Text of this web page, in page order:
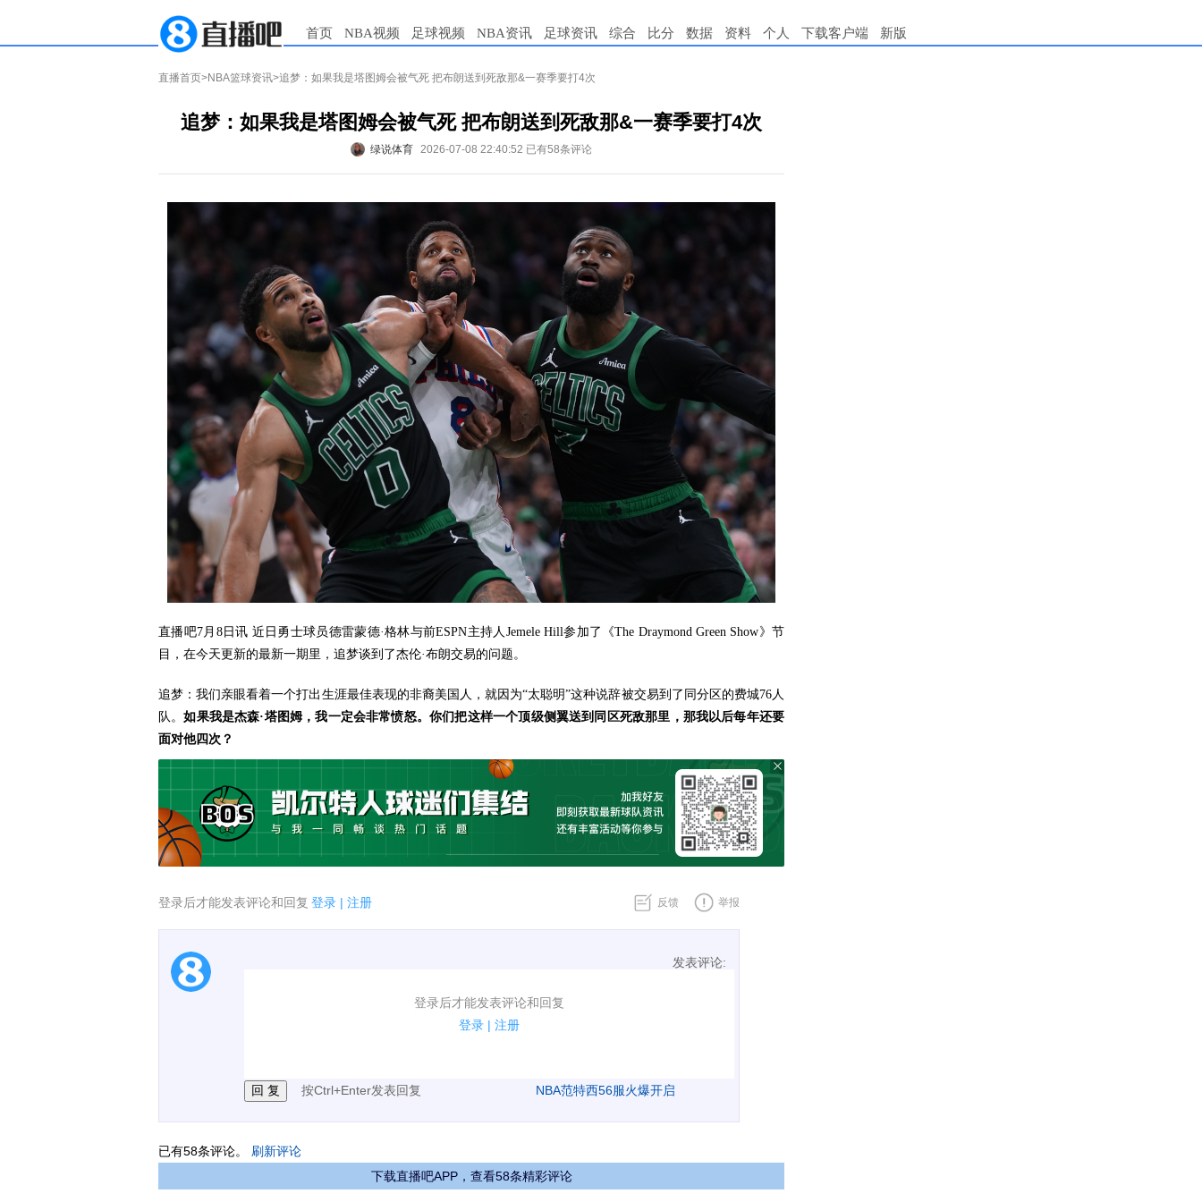
首页 NBA视频 足球视频 NBA资讯 足球资讯 综合 比分 数据 资料 个人 下载客户端 新版
直播首页>NBA篮球资讯>追梦：如果我是塔图姆会被气死 把布朗送到死敌那&一赛季要打4次
追梦：如果我是塔图姆会被气死 把布朗送到死敌那&一赛季要打4次
绿说体育 2026-07-08 22:40:52 已有58条评论
直播吧7月8日讯 近日勇士球员德雷蒙德·格林与前ESPN主持人Jemele Hill参加了《The Draymond Green Show》节
目，在今天更新的最新一期里，追梦谈到了杰伦·布朗交易的问题。
追梦：我们亲眼看着一个打出生涯最佳表现的非裔美国人，就因为“太聪明”这种说辞被交易到了同分区的费城76人
队。如果我是杰森·塔图姆，我一定会非常愤怒。你们把这样一个顶级侧翼送到同区死敌那里，那我以后每年还要
面对他四次？
登录后才能发表评论和回复 登录 | 注册 反馈 举报
发表评论:
登录后才能发表评论和回复
登录 | 注册
1.电脑端新用户可以发表评论了！
按Ctrl+Enter发表回复 NBA范特西56服火爆开启
已有58条评论。 刷新评论
下载直播吧APP，查看58条精彩评论